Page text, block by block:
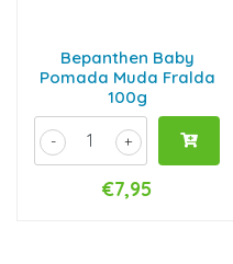
Bepanthen Baby
Pomada Muda Fralda
100g
+
-
€7,95